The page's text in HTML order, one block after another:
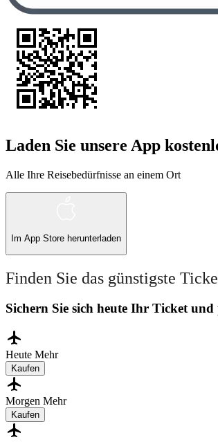
Laden Sie unsere App
Alle Ihre Reisebedürfnisse an einem Ort
Im App Store herunterladen
Finden Sie das günstigste
Sichern Sie sich heute Ihr Ticket
Heute Mehr
Kaufen
Morgen Mehr
Kaufen